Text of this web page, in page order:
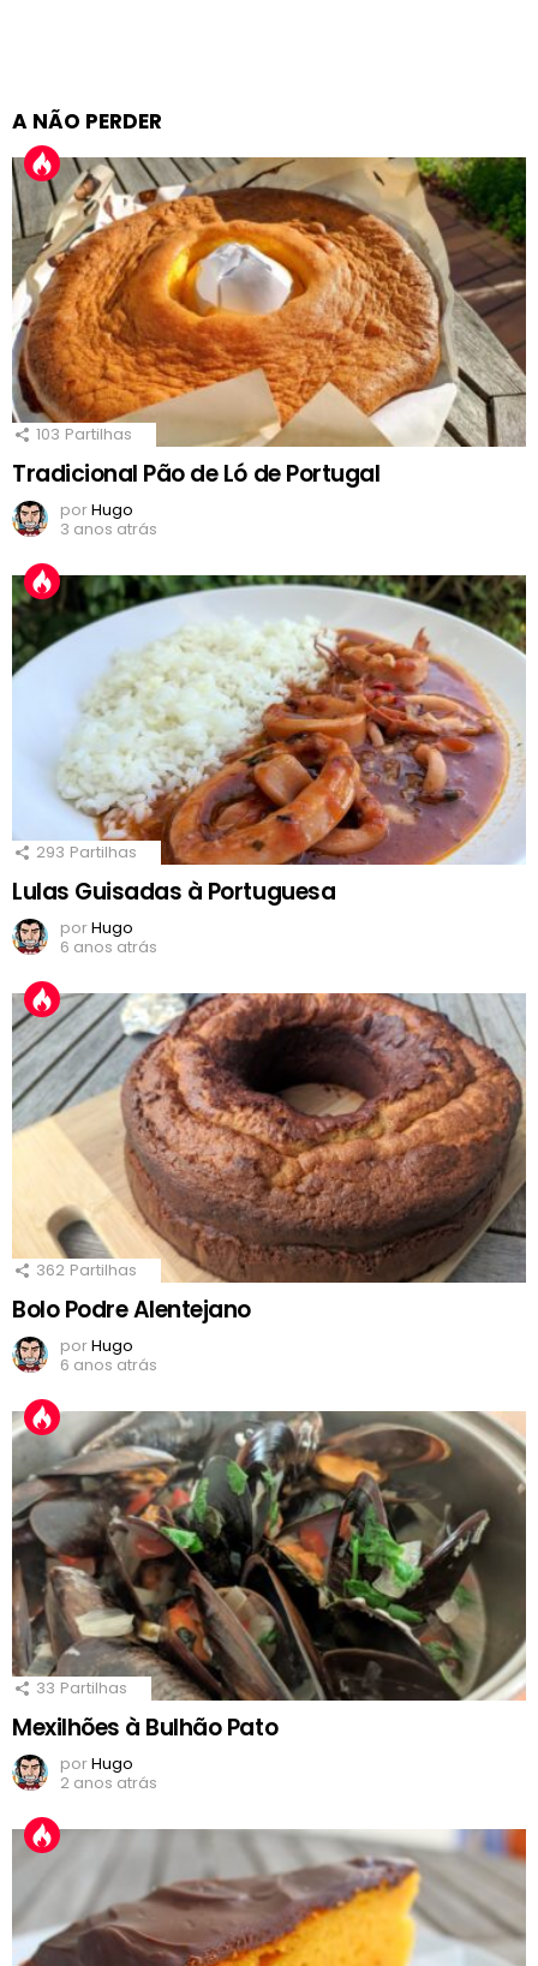
A NÃO PERDER
103 Partilhas
Tradicional Pão de Ló de Portugal
porHugo
3 anos atrás
293 Partilhas
Lulas Guisadas à Portuguesa
porHugo
6 anos atrás
362 Partilhas
Bolo Podre Alentejano
porHugo
6 anos atrás
33 Partilhas
Mexilhões à Bulhão Pato
porHugo
2 anos atrás